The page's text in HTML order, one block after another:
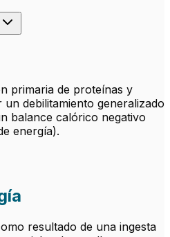
primaria de proteínas y
debilitamiento generalizado
balance calórico negativo
energía).
resultado de una ingesta